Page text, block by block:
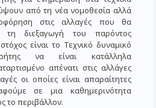
από τη νέα νομοθεσία αλλά
στις αλλαγές που θα
τη διεξαγωγή του παρόντος
είναι το Τεχνικό δυναμικό
να είναι κατάλληλα
απένατι στις αλλάγες
οι οποίες είναι απαραίτητες
σε μια καθημερινότητα
το περιβάλλον.